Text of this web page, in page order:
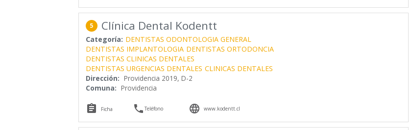
5 Clínica Dental Kodentt
Categoría: DENTISTAS ODONTOLOGIA GENERAL
DENTISTAS IMPLANTOLOGIA DENTISTAS ORTODONCIA
DENTISTAS CLINICAS DENTALES
DENTISTAS URGENCIAS DENTALES CLINICAS DENTALES
Dirección: Providencia 2019, D-2
Comuna: Providencia
 Ficha Teléfono  www.kodentt.cl